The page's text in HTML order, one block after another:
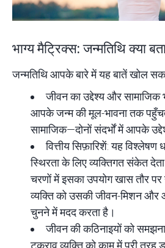
भाग्य मैट्रिक्स: जन्मतिथि क्या
जन्मतिथि आपके बारे में यह बातें खोल
जीवन का उद्देश्य और सामाजिक
आपके जन्म की मूल-भावना तक
सामाजिक—दोनों संदर्भों में आपके
वित्तीय सिफ़ारिशें: यह
स्थिरता के लिए व्यक्तिगत संकेत
चरणों में इसका उपयोग खास तौर पर
व्यक्ति को उसकी जीवन-मिशन
चुनने में मदद करता है।
जीवन की कठिनाइयों को
टकराव व्यक्ति को काम में पूरी तरह